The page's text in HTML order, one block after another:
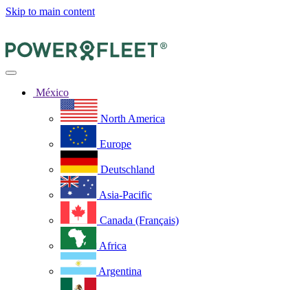
Skip to main content
México
North America
Europe
Deutschland
Asia-Pacific
Canada (Français)
Africa
Argentina